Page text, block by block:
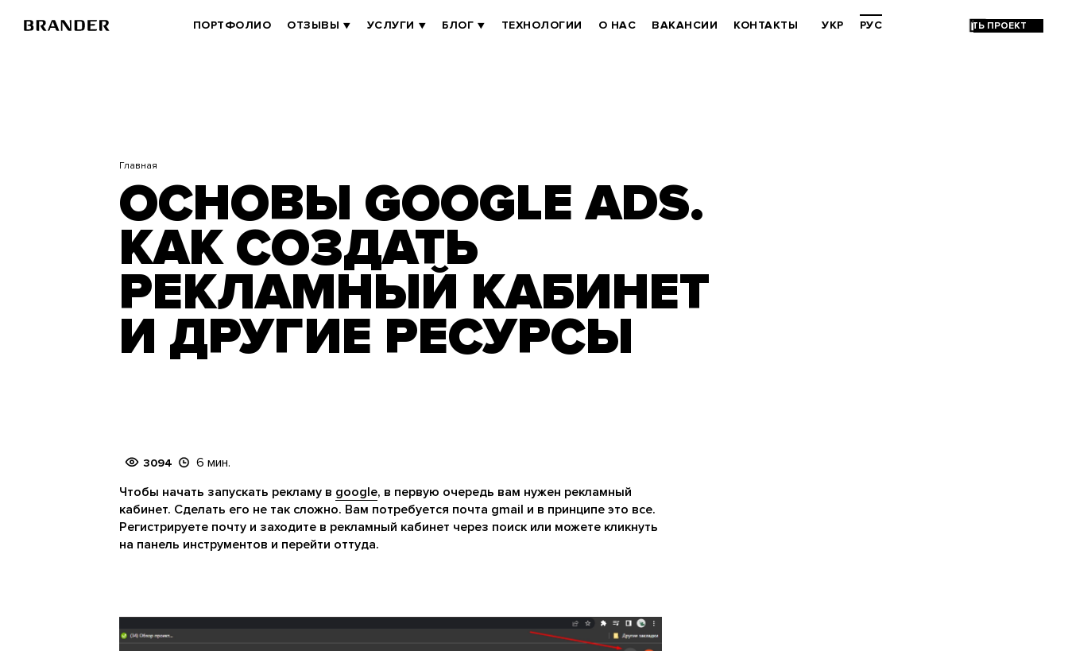
BRANDER
ПОРТФОЛИО ОТЗЫВЫ УСЛУГИ БЛОГ ТЕХНОЛОГИИ О НАС ВАКАНСИИ КОНТАКТЫ УКР РУС
Главная
ОСНОВЫ GOOGLE ADS.
КАК СОЗДАТЬ
РЕКЛАМНЫЙ КАБИНЕТ
И ДРУГИЕ РЕСУРСЫ
3094
6 мин.
Чтобы начать запускать рекламу в google, в первую очередь вам нужен рекламный
кабинет. Сделать его не так сложно. Вам потребуется почта gmail и в принципе это все.
Регистрируете почту и заходите в рекламный кабинет через поиск или можете кликнуть
на панель инструментов и перейти оттуда.